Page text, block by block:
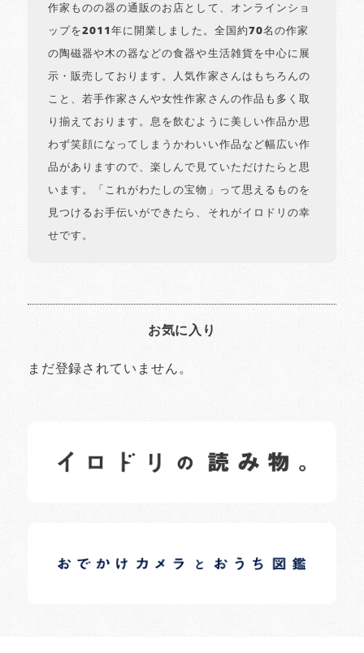
作家ものの器の通販のお店として、オンラインショ
ップを2011年に開業しました。全国約70名の作家
の陶磁器や木の器などの食器や生活雑貨を中心に展
示・販売しております。人気作家さんはもちろんの
こと、若手作家さんや女性作家さんの作品も多く取
り揃えております。息を飲むように美しい作品か思
わず笑顔になってしまうかわいい作品など幅広い作
品がありますので、楽しんで見ていただけたらと思
います。「これがわたしの宝物」って思えるものを
見つけるお手伝いができたら、それがイロドリの幸
せです。
お気に入り
まだ登録されていません。
日常の様子など随時更新中です。
日常の様子など随時更新中です。